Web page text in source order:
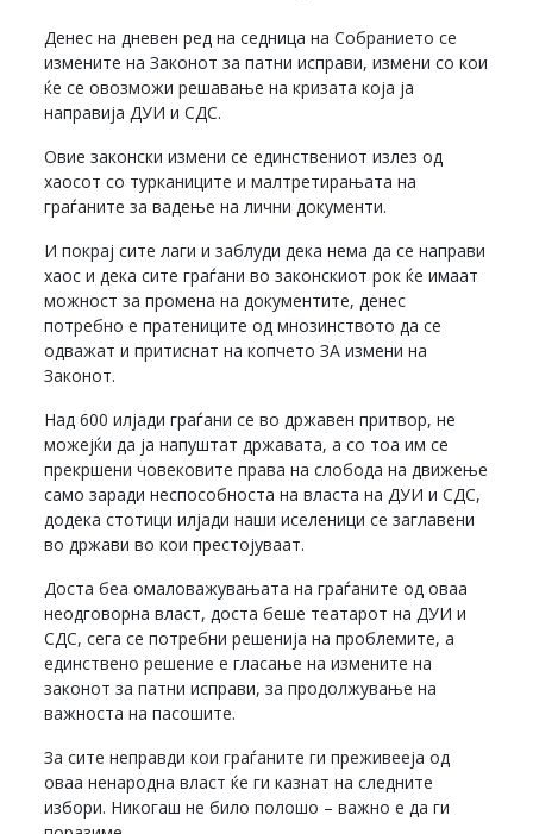
Денес на дневен ред на седница на Собранието се
измените на Законот за патни исправи, измени со кои
ќе се овозможи решавање на кризата која ја
направија ДУИ и СДС.
Овие законски измени се единствениот излез од
хаосот со турканиците и малтретирањата на
граѓаните за вадење на лични документи.
И покрај сите лаги и заблуди дека нема да се направи
хаос и дека сите граѓани во законскиот рок ќе имаат
можност за промена на документите, денес
потребно е пратениците од мнозинството да се
одважат и притиснат на копчето ЗА измени на
Законот.
Над 600 илјади граѓани се во државен притвор, не
можејќи да ја напуштат државата, а со тоа им се
прекршени човековите права на слобода на движење
само заради неспособноста на власта на ДУИ и СДС,
додека стотици илјади наши иселеници се заглавени
во држави во кои престојуваат.
Доста беа омаловажувањата на граѓаните од оваа
неодговорна власт, доста беше театарот на ДУИ и
СДС, сега се потребни решенија на проблемите, а
единствено решение е гласање на измените на
законот за патни исправи, за продолжување на
важноста на пасошите.
За сите неправди кои граѓаните ги преживееја од
оваа ненародна власт ќе ги казнат на следните
избори. Никогаш не било полошо – важно е да ги